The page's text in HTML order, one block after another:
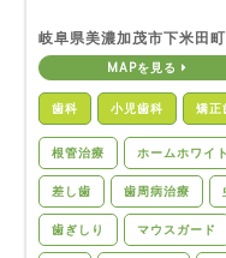
岐阜県美濃加茂市下米田
MAPを見る
歯科 小児歯科 矯正
根管治療 ホームホワイ
差し歯 歯周病治療
歯ぎしり マウスガード